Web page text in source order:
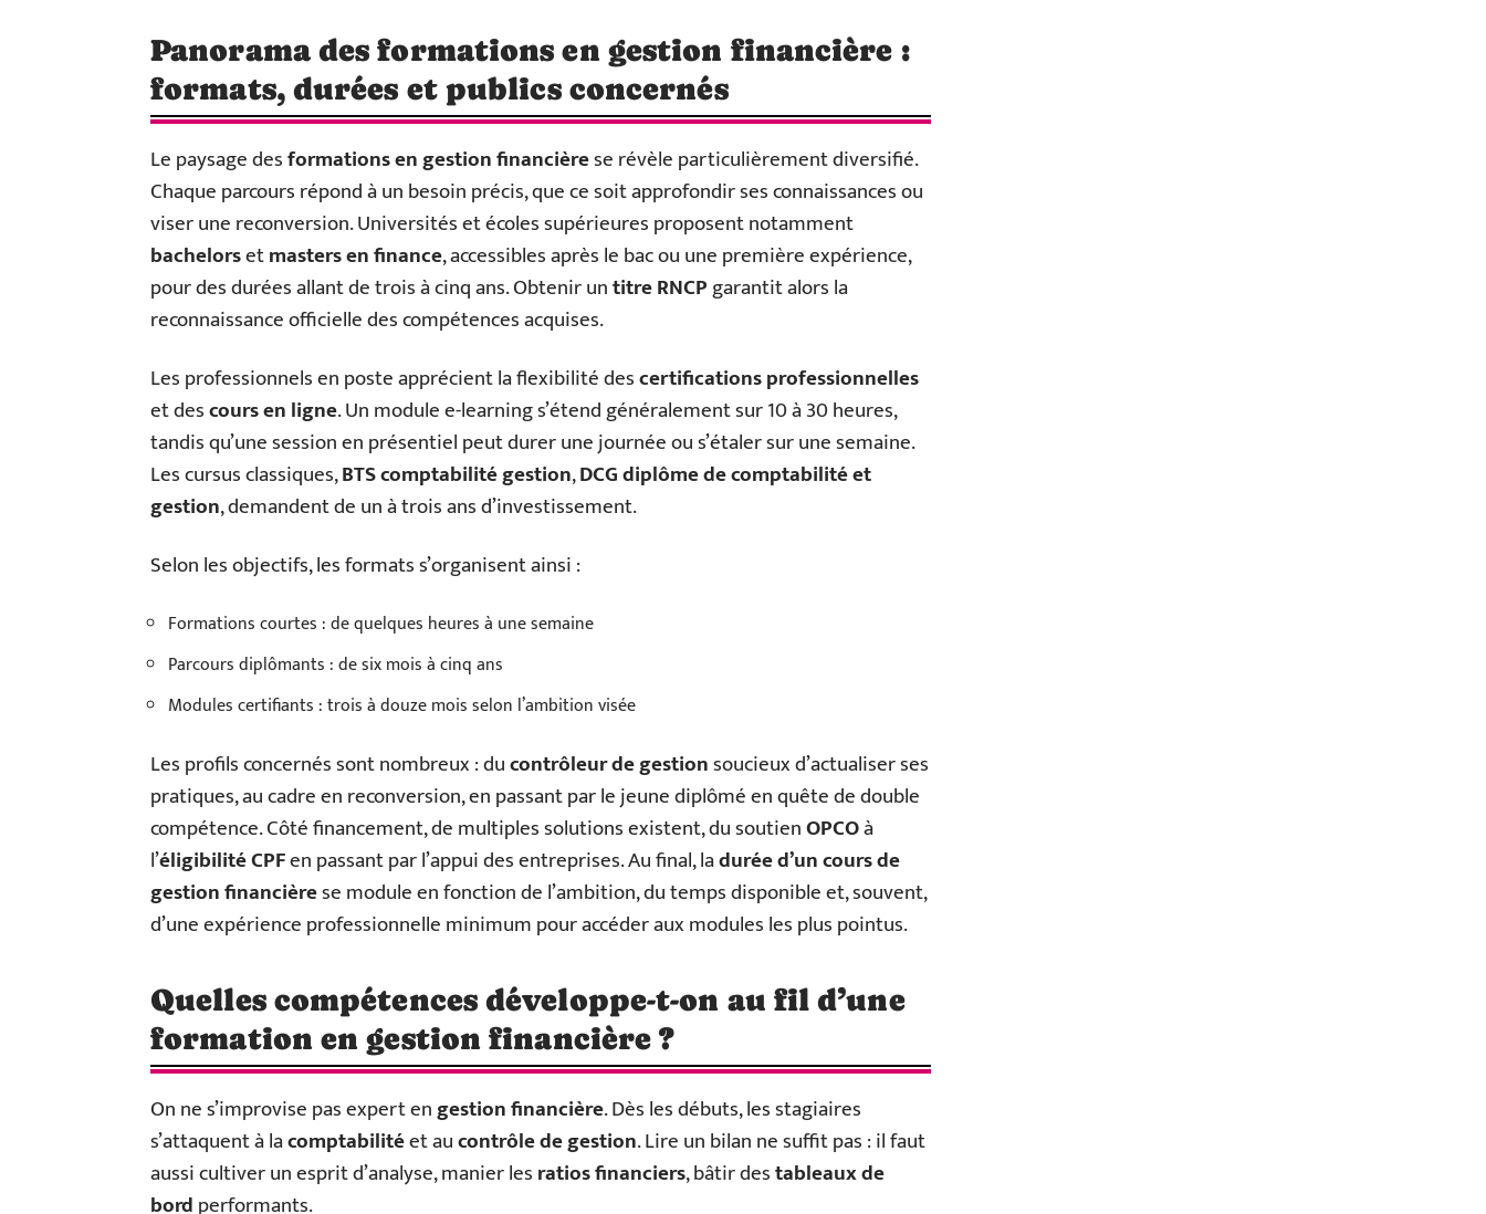
Panorama des formations en gestion financière :
formats, durées et publics concernés
Le paysage desformations en gestion financièrese révèle particulièrement diversifié.
Chaque parcours répond à un besoin précis, que ce soit approfondir ses connaissances ou
viser une reconversion. Universités et écoles supérieures proposent notamment
bachelorsetmasters en finance, accessibles après le bac ou une première expérience,
pour des durées allant de trois à cinq ans. Obtenir untitre RNCPgarantit alors la
reconnaissance officielle des compétences acquises.
Les professionnels en poste apprécient la flexibilité descertifications professionnelles
et descours en ligne. Un module e-learning s’étend généralement sur 10 à 30 heures,
tandis qu’une session en présentiel peut durer une journée ou s’étaler sur une semaine.
Les cursus classiques,BTS comptabilité gestion,DCG diplôme de comptabilité et
gestion, demandent de un à trois ans d’investissement.
Selon les objectifs, les formats s’organisent ainsi :
Formations courtes : de quelques heures à une semaine
Parcours diplômants : de six mois à cinq ans
Modules certifiants : trois à douze mois selon l’ambition visée
Les profils concernés sont nombreux : ducontrôleur de gestionsoucieux d’actualiser ses
pratiques, au cadre en reconversion, en passant par le jeune diplômé en quête de double
compétence. Côté financement, de multiples solutions existent, du soutienOPCOà
l’éligibilité CPFen passant par l’appui des entreprises. Au final, ladurée d’un cours de
gestion financièrese module en fonction de l’ambition, du temps disponible et, souvent,
d’une expérience professionnelle minimum pour accéder aux modules les plus pointus.
Quelles compétences développe-t-on au fil d’une
formation en gestion financière ?
On ne s’improvise pas expert engestion financière. Dès les débuts, les stagiaires
s’attaquent à lacomptabilitéet aucontrôle de gestion. Lire un bilan ne suffit pas : il faut
aussi cultiver un esprit d’analyse, manier lesratios financiers, bâtir destableaux de
bordperformants.